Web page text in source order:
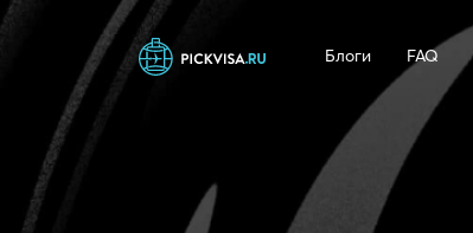
Блоги FAQ